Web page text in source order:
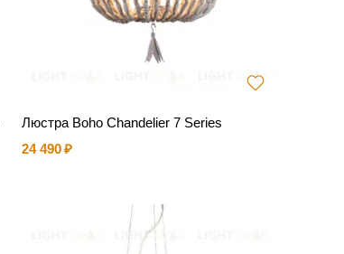
Люстра Boho Chandelier 7 Series
24 490